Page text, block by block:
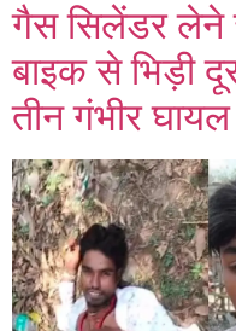
गैस सिलेंडर लेने
बाइक से भिड़ी
तीन गंभीर घायल